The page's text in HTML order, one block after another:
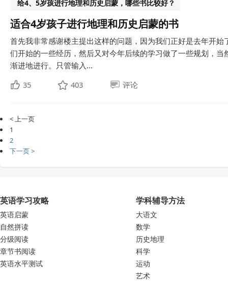
给4、5岁孩进行地理和历史启蒙，哪些书比较好？
适合4岁孩子进行地理和历史启蒙的书
首先我非常感谢楼主提出这样的问题，因为我们正好是去年开
们开始的一些经历，然后又对今年后续的学习做了一些规划，
渐进地进行。只管输入...
35
403 评论
< 上一页
1
2
下一页 >
英语学习攻略
英语启蒙
自然拼读
分级阅读
章节书阅读
英语水平测试
学科辅导方法
大语文
数学
历史地理
科学
运动
艺术